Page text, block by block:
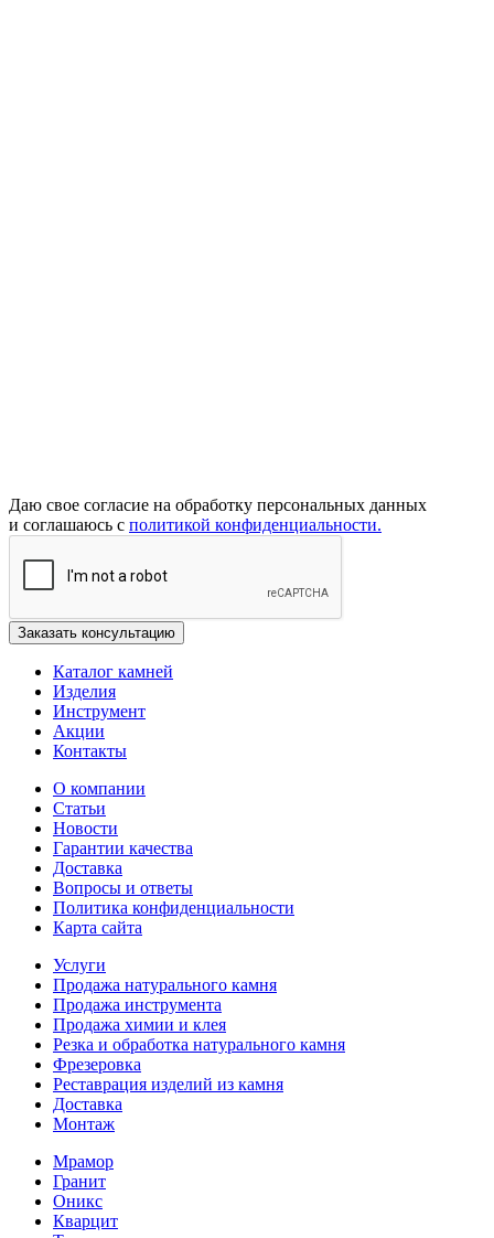
Даю свое согласие на обработку персональных данных
и соглашаюсь с политикой конфиденциальности.
Каталог камней
Изделия
Инструмент
Акции
Контакты
О компании
Статьи
Новости
Гарантии качества
Доставка
Вопросы и ответы
Политика конфиденциальности
Карта сайта
Услуги
Продажа натурального камня
Продажа инструмента
Продажа химии и клея
Резка и обработка натурального камня
Фрезеровка
Реставрация изделий из камня
Доставка
Монтаж
Мрамор
Гранит
Оникс
Кварцит